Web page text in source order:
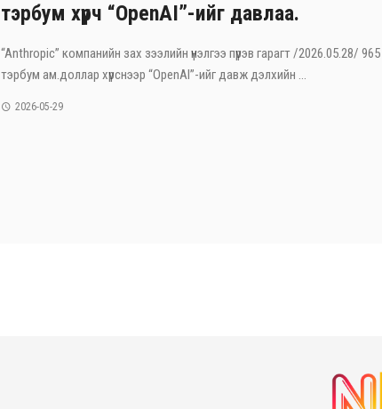
тэрбум хүрч “OpenAI”-ийг давлаа.
“Anthropic” компанийн зах зээлийн үнэлгээ пүрэв гарагт /2026.05.28/ 965
тэрбум ам.доллар хүрснээр “OpenAI”-ийг давж дэлхийн ...
2026-05-29